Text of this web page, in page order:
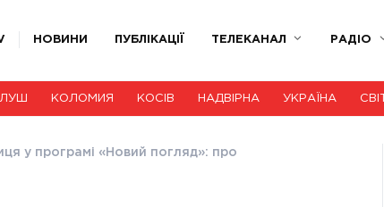
НОВИНИ ПУБЛІКАЦІЇ ТЕЛЕКАНАЛ РАДІО
КОЛОМИЯ КОСІВ НАДВІРНА УКРАЇНА СВІТ
у програмі «Новий погляд»: про